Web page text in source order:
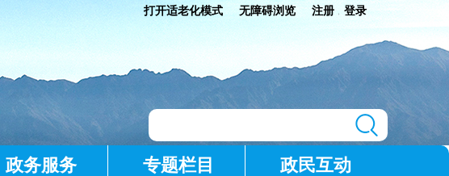
打开适老化模式 无障碍浏览 注册 登录
政务服务 专题栏目 政民互动